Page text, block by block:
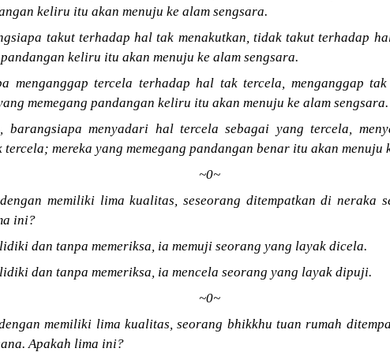
keliru itu akan menuju ke alam sengsara.
takut terhadap hal tak menakutkan, tidak takut terhadap
keliru itu akan menuju ke alam sengsara.
menganggap tercela terhadap hal tak tercela, menganggap
memegang pandangan keliru itu akan menuju ke alam sengsara.
barangsiapa menyadari hal tercela sebagai yang tercela,
tercela; mereka yang memegang pandangan benar itu akan menuju
~0~
memiliki lima kualitas, seseorang ditempatkan di neraka
ini?
dan tanpa memeriksa, ia memuji seorang yang layak dicela.
dan tanpa memeriksa, ia mencela seorang yang layak dipuji.
~0~
memiliki lima kualitas, seorang bhikkhu tuan rumah
Apakah lima ini?